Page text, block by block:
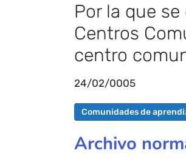
Por la que
Centros
centro
24/02/0005
Comunidades de
Archivo